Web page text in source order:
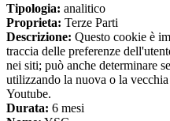
Tipologia: analitico
Proprieta: Terze Parti
Descrizione: Questo cookie è
traccia delle preferenze
nei siti; può anche determinare
utilizzando la nuova o la
Youtube.
Durata: 6 mesi